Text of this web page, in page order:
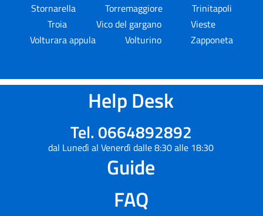
Stornarella
Torremaggiore
Trinitapoli
Troia
Vico del gargano
Vieste
Volturara appula
Volturino Zapponeta
Help Desk
Tel. 0664892892
dal Lunedì al Venerdì dalle 8:30 alle 18:30
Guide
FAQ